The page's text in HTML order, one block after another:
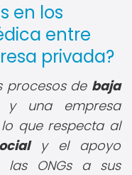
en los
entre
privada?
procesos de baja
una empresa
que respecta al
y el apoyo
ONGs a sus